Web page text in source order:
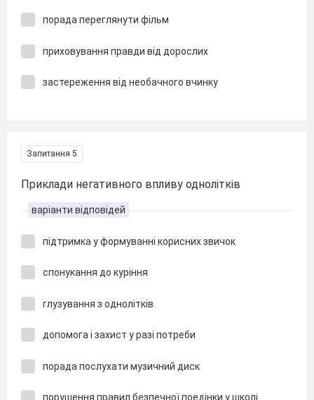
порада переглянути фільм
приховування правди від дорослих
застереження від необачного вчинку
Запитання 5
Приклади негативного впливу однолітків
варіанти відповідей
підтримка у формуванні корисних звичок
спонукання до куріння
глузування з однолітків
допомога і захист у разі потреби
порада послухати музичний диск
порушення правил безпечної поедінки у школі